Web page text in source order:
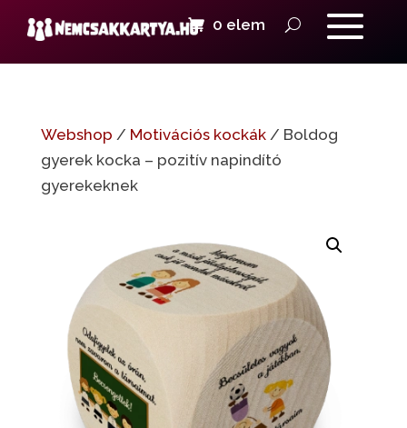
0 elem
Webshop / Motivációs kockák/ Boldog
gyerek kocka – pozitív napindító
gyerekeknek